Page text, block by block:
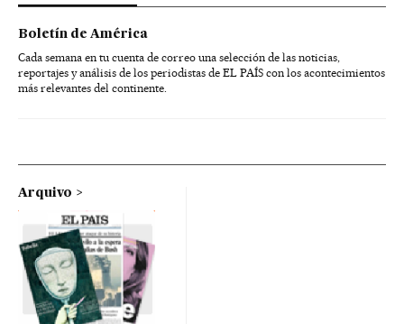
Boletín de América
Cada semana en tu cuenta de correo una selección de las noticias,
reportajes y análisis de los periodistas de EL PAÍS con los acontecimientos
más relevantes del continente.
Arquivo